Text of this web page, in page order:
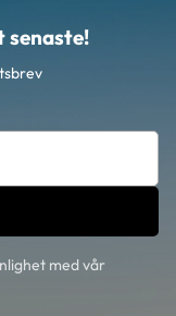
senaste!
med vår